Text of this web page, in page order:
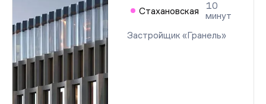
Стахановская
10
минут
Застройщик «Гранель»